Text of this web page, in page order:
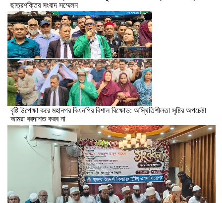
ছাত্রশক্তির সংবাদ সম্মেলন
বৃষ্টি উপেক্ষা করে মহানগর বিএনপির বিশাল বিক্ষোভ: অস্থিতিশীলতা সৃষ্টির অপচেষ্টা
আমরা বরদাশত করব না